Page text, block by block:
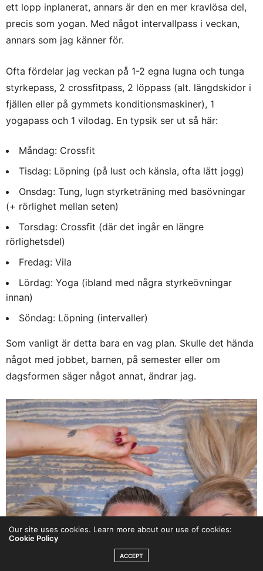
ett lopp inplanerat, annars är den en mer kravlösa del,
precis som yogan. Med något intervallpass i veckan,
annars som jag känner för.
Ofta fördelar jag veckan på 1-2 egna lugna och tunga
styrkepass, 2 crossfitpass, 2 löppass (alt. längdskidor i
fjällen eller på gymmets konditionsmaskiner), 1
yogapass och 1 vilodag. En typsik ser ut så här:
Måndag: Crossfit
Tisdag: Löpning (på lust och känsla, ofta lätt jogg)
Onsdag: Tung, lugn styrketräning med basövningar
(+ rörlighet mellan seten)
Torsdag: Crossfit (där det ingår en längre
rörlighetsdel)
Fredag: Vila
Lördag: Yoga (ibland med några styrkeövningar
innan)
Söndag: Löpning (intervaller)
Som vanligt är detta bara en vag plan. Skulle det hända
något med jobbet, barnen, på semester eller om
dagsformen säger något annat, ändrar jag.
Our site uses cookies. Learn more about our use of cookies:
Cookie Policy
ACCEPT